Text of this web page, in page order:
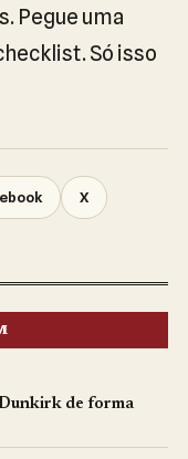
Pegue uma
Só isso
X
de forma